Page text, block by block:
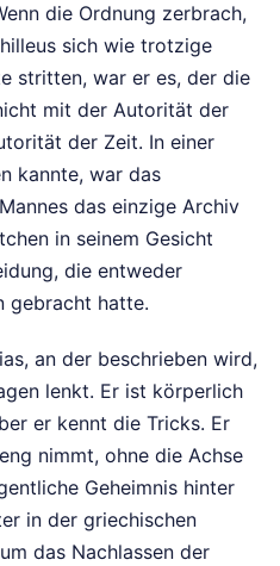
die Ordnung zerbrach,
sich wie trotzige
stritten, war er es, der die
mit der Autorität der
der Zeit. In einer
kannte, war das
das einzige Archiv
in seinem Gesicht
die entweder
gebracht hatte.
an der beschrieben wird,
lenkt. Er ist körperlich
er kennt die Tricks. Er
nimmt, ohne die Achse
Geheimnis hinter
in der griechischen
das Nachlassen der